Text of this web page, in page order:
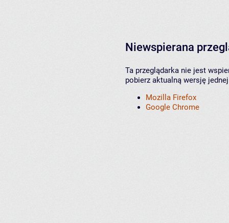
Niewspierana
Ta przeglądarka nie jest
pobierz aktualną wersję
Mozilla Firefox
Google Chrome